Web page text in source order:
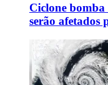
Ciclone
serão afetados